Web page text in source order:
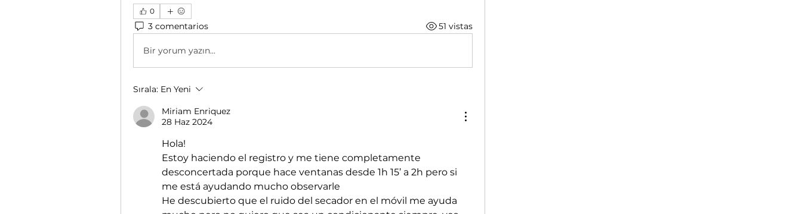
0
3 comentarios 51 vistas
Bir yorum yazın...
Sırala: En Yeni
Miriam Enriquez
28 Haz 2024
Hola!
Estoy haciendo el registro y me tiene completamente
desconcertada porque hace ventanas desde 1h 15’ a 2h pero si
me está ayudando mucho observarle
He descubierto que el ruido del secador en el móvil me ayuda